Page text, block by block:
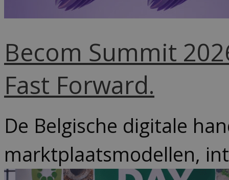
Becom Summit
Fast Forward.
De Belgische digitale
marktplaatsmodellen,